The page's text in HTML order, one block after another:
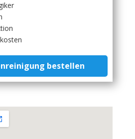
bestellen